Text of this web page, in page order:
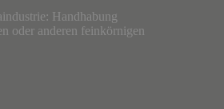
Handhabung
oder anderen feinkörnigen